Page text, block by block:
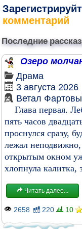
комментарий
Последние
Озеро
Драма
3 августа 2026
Ветал
Глава первая.
пять часов
проснулся сразу,
лежал неподвижно,
открытым окном
хлопнула калитка,
Читать далее...
2658 220 10